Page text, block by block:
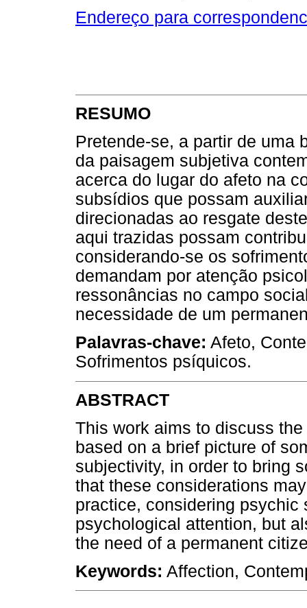
Endereço para
RESUMO
Pretende-se, a partir de uma
da paisagem subjetiva
acerca do lugar do afeto na
subsídios que possam
direcionadas ao resgate
aqui trazidas possam
considerando-se os
demandam por atenção
ressonâncias no campo
necessidade de um
Palavras-chave: Afeto,
Sofrimentos psíquicos.
ABSTRACT
This work aims to discuss
based on a brief picture of
subjectivity, in order to bring
that these considerations
practice, considering psychic
psychological attention, but
the need of a permanent
Keywords: Affection,